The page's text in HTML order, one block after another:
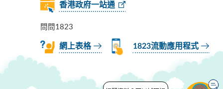
香港政府一站通
問問1823
網上表格 1823流動應用程式